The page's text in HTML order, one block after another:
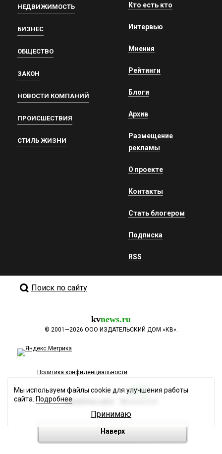
НЕДВИЖИМОСТЬ
БИЗНЕС
ОБЩЕСТВО
ЗАКОН
НОВОСТИ КОМПАНИЙ
ПРОИСШЕСТВИЯ
СТИЛЬ ЖИЗНИ
Кто есть кто
Интервью
Мнения
Рейтинги
Блоги
Архив
Размещение
рекламы
О проекте
Контакты
Стать блогером
Подписка
RSS
Поиск по сайту
kvnews.ru
© 2001—2026 ООО ИЗДАТЕЛЬСКИЙ ДОМ «КВ».
Политика конфиденциальности
Разработка сайта
Наверх
Мы используем файлы cookie для улучшения работы
сайта. Подробнее
Принимаю